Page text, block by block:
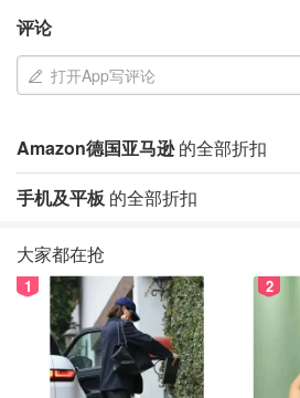
评论
打开App写评论
Amazon德国亚马逊的全部折扣
手机及平板 的全部折扣
大家都在抢
1 2